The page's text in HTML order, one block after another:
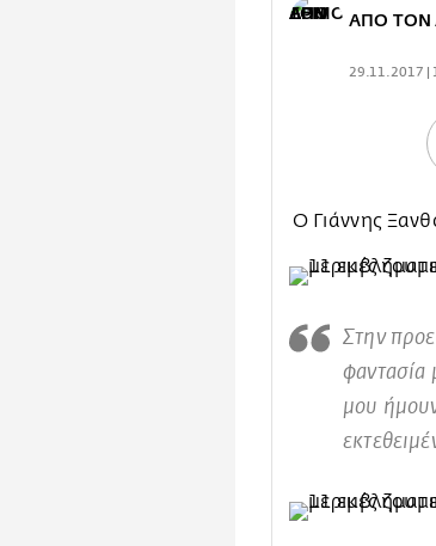
ΑΠΟ ΤΟΝ
29.11.2017 |
Ο Γιάννης
Στην
φαντασία
μου